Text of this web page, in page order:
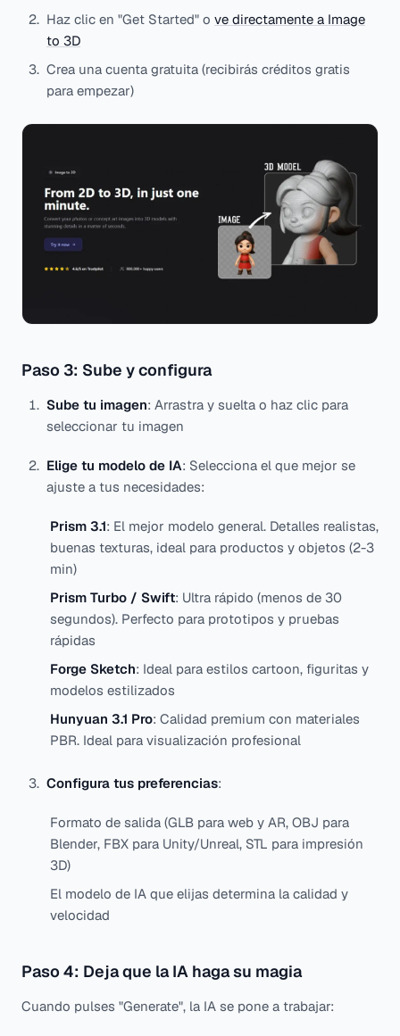
Haz clic en "Get Started" o ve directamente a Image
to 3D
Crea una cuenta gratuita (recibirás créditos gratis
para empezar)
Paso 3: Sube y configura
Sube tu imagen: Arrastra y suelta o haz clic para
seleccionar tu imagen
Elige tu modelo de IA: Selecciona el que mejor se
ajuste a tus necesidades:
Prism 3.1: El mejor modelo general. Detalles realistas,
buenas texturas, ideal para productos y objetos (2-3
min)
Prism Turbo / Swift: Ultra rápido (menos de 30
segundos). Perfecto para prototipos y pruebas
rápidas
Forge Sketch: Ideal para estilos cartoon, figuritas y
modelos estilizados
Hunyuan 3.1 Pro: Calidad premium con materiales
PBR. Ideal para visualización profesional
Configura tus preferencias:
Formato de salida (GLB para web y AR, OBJ para
Blender, FBX para Unity/Unreal, STL para impresión
3D)
El modelo de IA que elijas determina la calidad y
velocidad
Paso 4: Deja que la IA haga su magia
Cuando pulses "Generate", la IA se pone a trabajar: